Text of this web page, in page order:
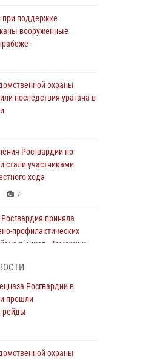
при поддержке
вооруженные
охраны
последствия урагана в
Росгвардии по
стали участниками
хода
7
приняла
профилактических
рынков «Темерник»
области
в честь небесного
Владимира и Крещения
Росгвардии в
прошли
рейды
охраны